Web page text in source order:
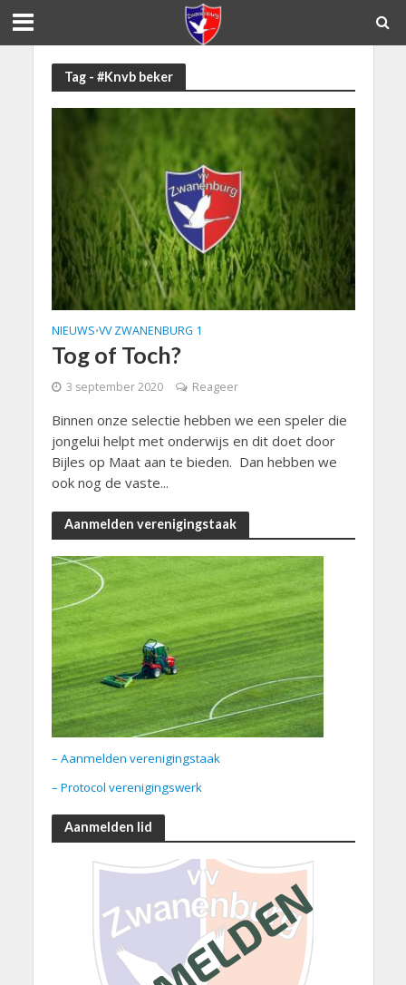
Tag - #Knvb beker
NIEUWS•VV ZWANENBURG 1
Tog of Toch?
3 september 2020 Reageer
Binnen onze selectie hebben we een speler die
jongelui helpt met onderwijs en dit doet door
Bijles op Maat aan te bieden. Dan hebben we
ook nog de vaste...
Aanmelden verenigingstaak
– Aanmelden verenigingstaak
– Protocol verenigingswerk
Aanmelden lid